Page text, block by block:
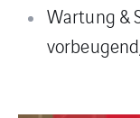
Wartung &